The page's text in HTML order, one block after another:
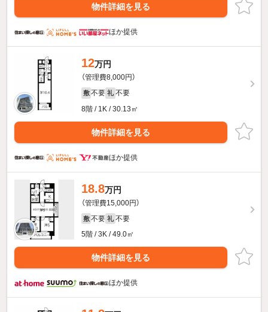
物件詳細を見る
ほか提供
12万円
（管理費8,000円）
敷 不要 礼 不要
8階 / 1K / 30.13㎡
物件詳細を見る
ほか提供
18.8万円
（管理費15,000円）
敷 不要 礼 不要
5階 / 3K / 49.0㎡
物件詳細を見る
ほか提供